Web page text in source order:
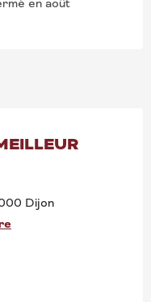
en août
Dijon